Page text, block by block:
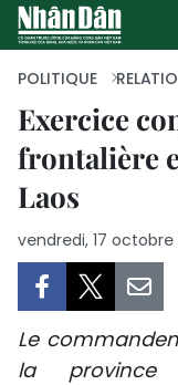
POLITIQUE
Exercice
frontalière
Laos
vendredi, 17
Le
la